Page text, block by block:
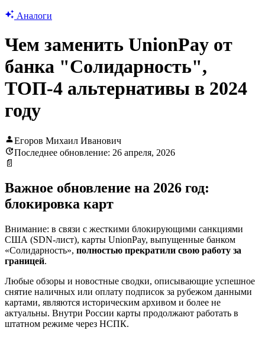
Аналоги
Чем заменить UnionPay от
банка "Солидарность",
ТОП-4 альтернативы в 2024
году
Егоров Михаил Иванович
Последнее обновление: 26 апреля, 2026
📄
Важное обновление на 2026 год:
блокировка карт
Внимание: в связи с жесткими блокирующими санкциями
США (SDN-лист), карты UnionPay, выпущенные банком
«Солидарность», полностью прекратили свою работу за
границей.
Любые обзоры и новостные сводки, описывающие успешное
снятие наличных или оплату подписок за рубежом данными
картами, являются историческим архивом и более не
актуальны. Внутри России карты продолжают работать в
штатном режиме через НСПК.